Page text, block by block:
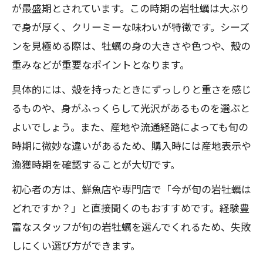
岩牡蠣が春夏に濃厚になる理由を解説
旬の岩牡蠣を最大限に楽しむためのコツ
岩牡蠣と真牡蠣の食べ比べで分かる魅力
は
岩牡蠣の美味しさを引き出す食べ方の工
夫
真牡蠣とどう違う？岩牡蠣の特徴
岩牡蠣の特徴的な食感と旨味について
真牡蠣シーズンとの違いと岩牡蠣の魅力
岩牡蠣の産地ごとの味の違いを解説
が最盛期とされています。この時期の岩牡蠣は大ぶり
で身が厚く、クリーミーな味わいが特徴です。シーズ
ンを見極める際は、牡蠣の身の大きさや色つや、殻の
重みなどが重要なポイントとなります。
具体的には、殻を持ったときにずっしりと重さを感じ
るものや、身がふっくらして光沢があるものを選ぶと
よいでしょう。また、産地や流通経路によっても旬の
時期に微妙な違いがあるため、購入時には産地表示や
漁獲時期を確認することが大切です。
初心者の方は、鮮魚店や専門店で「今が旬の岩牡蠣は
どれですか？」と直接聞くのもおすすめです。経験豊
富なスタッフが旬の岩牡蠣を選んでくれるため、失敗
しにくい選び方ができます。